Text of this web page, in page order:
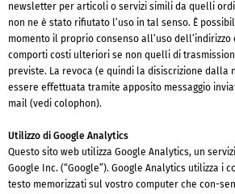
newsletter per articoli o servizi simili da quelli
non ne è stato rifiutato l’uso in tal senso. È
momento il proprio consenso all’uso
comporti costi ulteriori se non quelli di
previste. La revoca (e quindi la disiscrizione dalla
essere effettuata tramite apposito messaggio
mail (vedi colophon).
Utilizzo di Google Analytics
Questo sito web utilizza Google Analytics, un
Google Inc. (“Google”). Google Analytics utilizza i
testo memorizzati sul vostro computer che con-